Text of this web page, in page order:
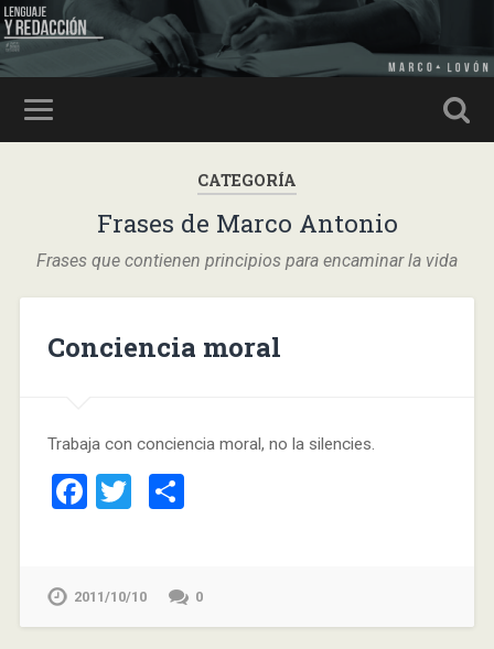
CATEGORÍA
Frases de Marco Antonio
Frases que contienen principios para encaminar la vida
Conciencia moral
Trabaja con conciencia moral, no la silencies.
Facebook
TwitterCompartir
2011/10/10 0